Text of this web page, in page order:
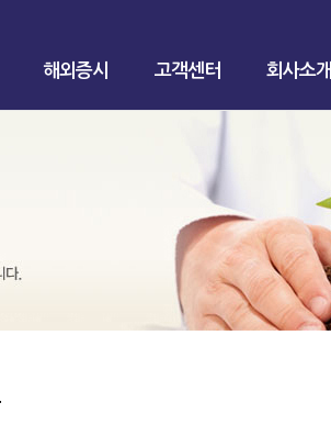
해외증시 고객센터 회사소개